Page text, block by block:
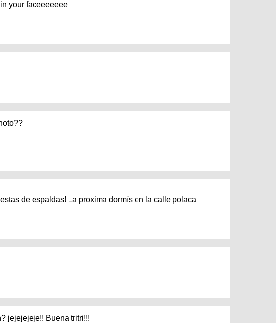
your faceeeeeee
de espaldas! La proxima dormís en la calle polaca
jejejejeje!! Buena tritri!!!